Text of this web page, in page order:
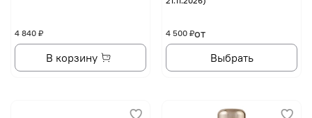
4 840 ₽
В корзину
от
4 500 ₽
Выбрать